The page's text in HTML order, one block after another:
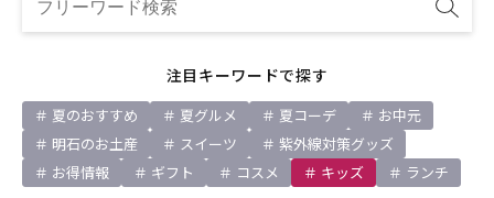
注目キーワードで探す
夏のおすすめ 夏グルメ 夏コーデ
お中元
明石のお土産
スイーツ
紫外線対策グッズ
お得情報
ギフト コスメ キッズ ランチ